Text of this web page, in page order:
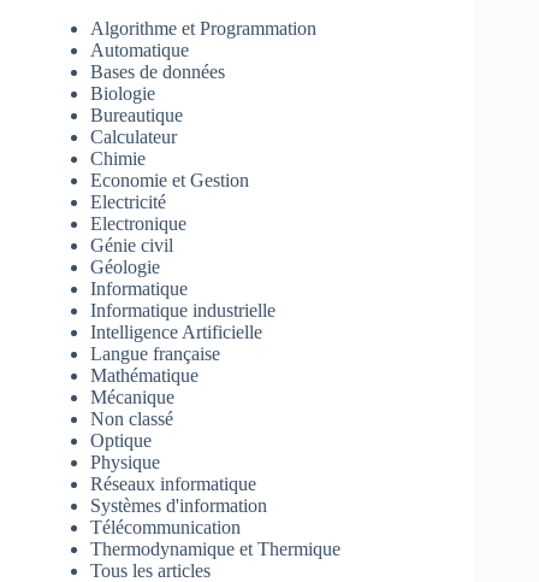
Algorithme et Programmation
Automatique
Bases de données
Biologie
Bureautique
Calculateur
Chimie
Economie et Gestion
Electricité
Electronique
Génie civil
Géologie
Informatique
Informatique industrielle
Intelligence Artificielle
Langue française
Mathématique
Mécanique
Non classé
Optique
Physique
Réseaux informatique
Systèmes d'information
Télécommunication
Thermodynamique et Thermique
Tous les articles